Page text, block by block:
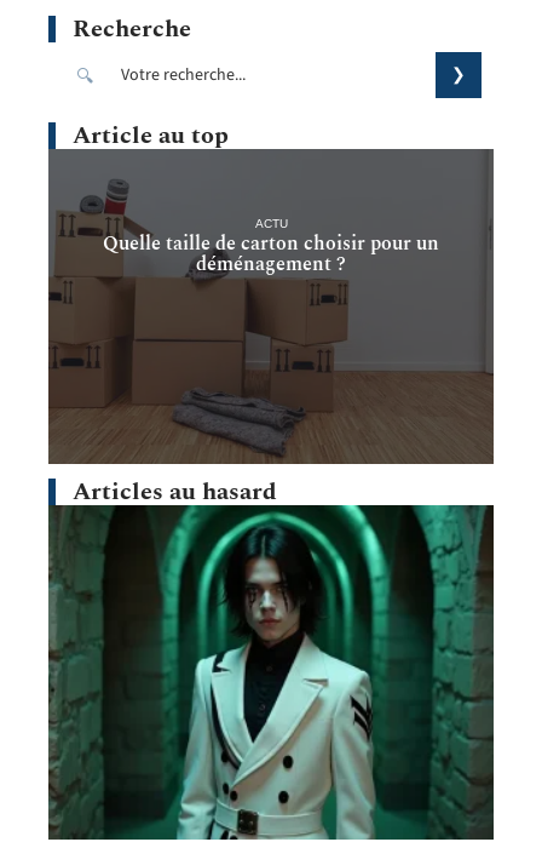
Recherche
Article au top
ACTU
Quelle taille de carton choisir pour un
déménagement ?
Articles au hasard